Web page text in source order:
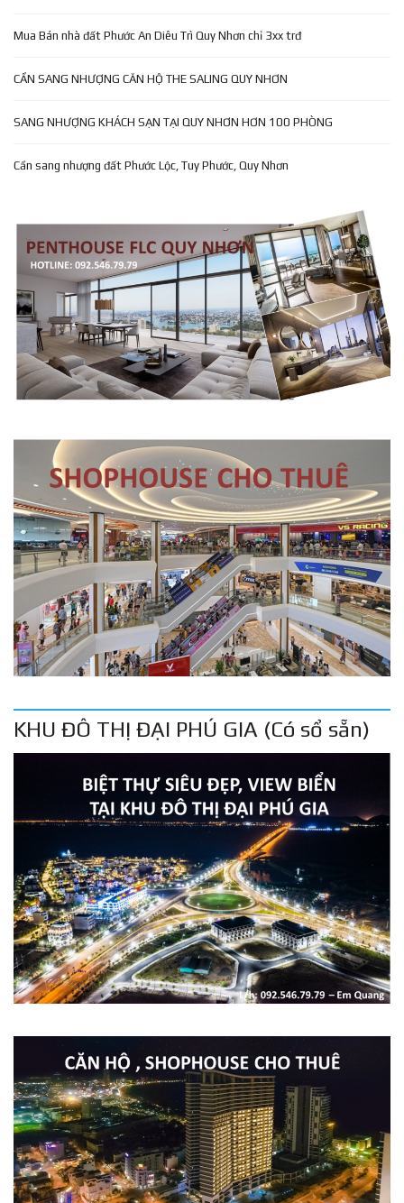
Mua Bán nhà đất Phước An Diêu Trì Quy Nhơn chỉ 3xx trđ
CẦN SANG NHƯỢNG CĂN HỘ THE SALING QUY NHƠN
SANG NHƯỢNG KHÁCH SẠN TẠI QUY NHƠN HƠN 100 PHÒNG
Cần sang nhượng đất Phước Lộc, Tuy Phước, Quy Nhơn
KHU ĐÔ THỊ ĐẠI PHÚ GIA (Có sổ sẵn)